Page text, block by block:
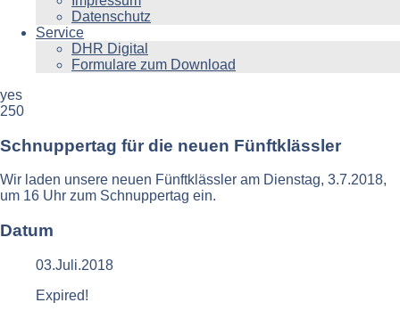
Datenschutz
Service
DHR Digital
Formulare zum Download
yes
250
Schnuppertag für die neuen Fünftklässler
Wir laden unsere neuen Fünftklässler am Dienstag, 3.7.2018,
um 16 Uhr zum Schnuppertag ein.
Datum
03.Juli.2018
Expired!